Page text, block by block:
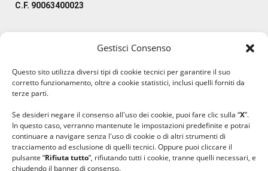
Gestisci Consenso
Questo sito utilizza diversi tipi di cookie tecnici per garantire il suo
corretto funzionamento, oltre a cookie statistici, inclusi quelli forniti da
terze parti.
Se desideri negare il consenso all'uso dei cookie, puoi fare clic sulla “X”.
In questo caso, verranno mantenute le impostazioni predefinite e potrai
continuare a navigare senza l'uso di cookie o di altri strumenti di
tracciamento ad esclusione di quelli tecnici. Oppure puoi cliccare il
pulsante “Rifiuta tutto”, rifiutando tutti i cookie, tranne quelli necessari, e
chiudendo il banner di consenso.
C.F. 90063400023
#lanaterapia
#ilcaloredellempatia